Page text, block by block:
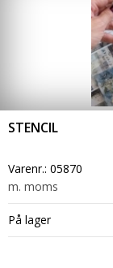
STENCIL
Varenr.: 05870
m. moms
På lager